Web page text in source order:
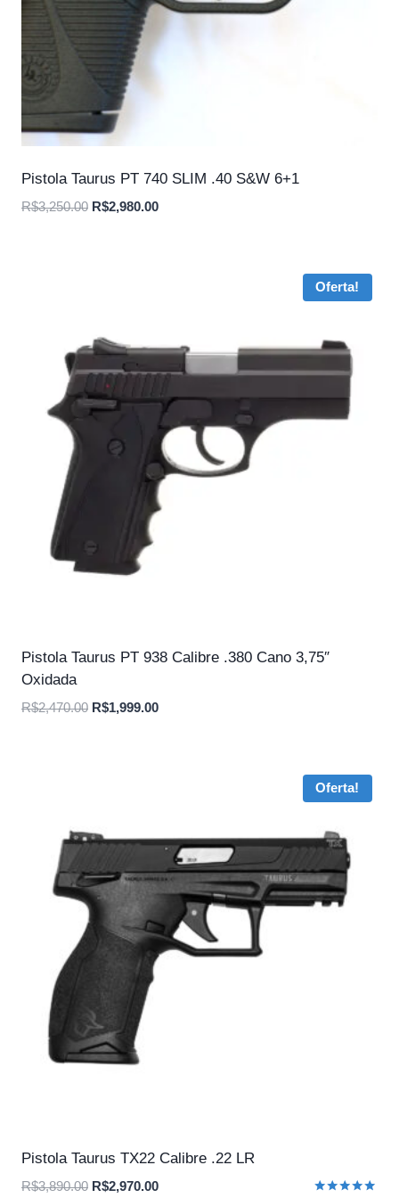
Pistola Taurus PT 740 SLIM .40 S&W 6+1
R$3,250.00 O
R$2,980.00O
Oferta!
Pistola Taurus PT 938 Calibre .380 Cano 3,75″
Oxidada
R$2,470.00 O
R$1,999.00O
Oferta!
Pistola Taurus TX22 Calibre .22 LR
R$3,890.00 O
R$2,970.00O